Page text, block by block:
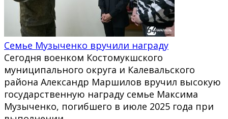
Семье Музыченко вручили награду
Сегодня военком Костомукшского
муниципального округа и Калевальского
района Александр Маршилов вручил высокую
государственную награду семье Максима
Музыченко, погибшего в июле 2025 года при